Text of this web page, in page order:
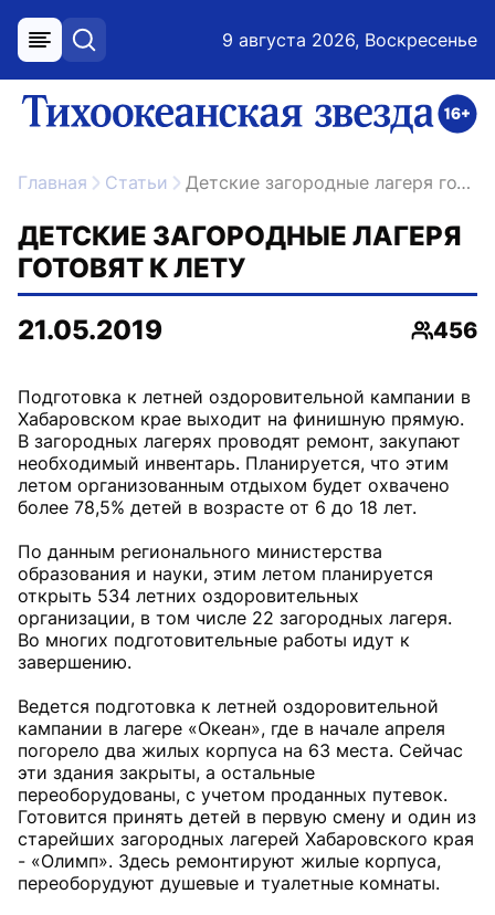
меню поиск 9 августа 2026, Воскресенье
ссылка на главную
Главная Статьи Детские загородные лагеря готовят к лету
ДЕТСКИЕ ЗАГОРОДНЫЕ ЛАГЕРЯ
ГОТОВЯТ К ЛЕТУ
21.05.2019
456
Подготовка к летней оздоровительной кампании в
Хабаровском крае выходит на финишную прямую.
В загородных лагерях проводят ремонт, закупают
необходимый инвентарь. Планируется, что этим
летом организованным отдыхом будет охвачено
более 78,5% детей в возрасте от 6 до 18 лет.
По данным регионального министерства
образования и науки, этим летом планируется
открыть 534 летних оздоровительных
организации, в том числе 22 загородных лагеря.
Во многих подготовительные работы идут к
завершению.
Ведется подготовка к летней оздоровительной
кампании в лагере «Океан», где в начале апреля
погорело два жилых корпуса на 63 места. Сейчас
эти здания закрыты, а остальные
переоборудованы, с учетом проданных путевок.
Готовится принять детей в первую смену и один из
старейших загородных лагерей Хабаровского края
- «Олимп». Здесь ремонтируют жилые корпуса,
переоборудуют душевые и туалетные комнаты.